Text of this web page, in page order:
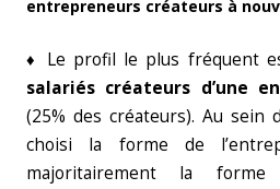
entrepreneurs créateurs à
♦ Le profil le plus fréquent
salariés créateurs d’une
(25% des créateurs). Au sein
choisi la forme de
majoritairement la